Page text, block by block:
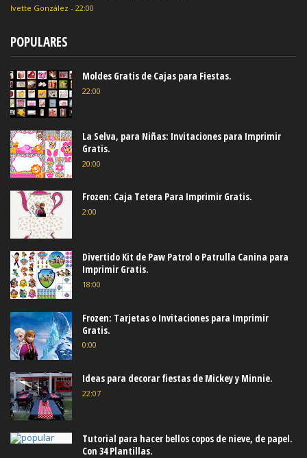
Ivette González - 22:00
POPULARES
Moldes Gratis de Cajas para Fiestas.
22:00
La Selva, para Niñas: Invitaciones para Imprimir
Gratis.
20:00
Frozen: Caja Tetera Para Imprimir Gratis.
2:00
Divertido Kit de Paw Patrol o Patrulla Canina para
Imprimir Gratis.
18:00
Frozen: Tarjetas o Invitaciones para Imprimir
Gratis.
0:00
Ideas para decorar fiestas de Mickey y Minnie.
22:07
Tutorial para hacer bellos copos de nieve, de papel.
Con 34 Plantillas.